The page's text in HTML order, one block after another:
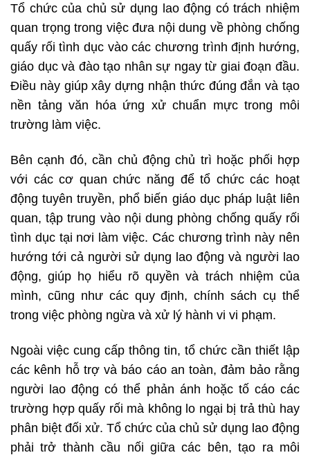
Tổ chức của chủ sử dụng lao động có trách nhiệm
quan trọng trong việc đưa nội dung về phòng chống
quấy rối tình dục vào các chương trình định hướng,
giáo dục và đào tạo nhân sự ngay từ giai đoạn đầu.
Điều này giúp xây dựng nhận thức đúng đắn và tạo
nền tảng văn hóa ứng xử chuẩn mực trong môi
trường làm việc.
Bên cạnh đó, cần chủ động chủ trì hoặc phối hợp
với các cơ quan chức năng để tổ chức các hoạt
động tuyên truyền, phổ biến giáo dục pháp luật liên
quan, tập trung vào nội dung phòng chống quấy rối
tình dục tại nơi làm việc. Các chương trình này nên
hướng tới cả người sử dụng lao động và người lao
động, giúp họ hiểu rõ quyền và trách nhiệm của
mình, cũng như các quy định, chính sách cụ thể
trong việc phòng ngừa và xử lý hành vi vi phạm.
Ngoài việc cung cấp thông tin, tổ chức cần thiết lập
các kênh hỗ trợ và báo cáo an toàn, đảm bảo rằng
người lao động có thể phản ánh hoặc tố cáo các
trường hợp quấy rối mà không lo ngại bị trả thù hay
phân biệt đối xử. Tổ chức của chủ sử dụng lao động
phải trở thành cầu nối giữa các bên, tạo ra môi